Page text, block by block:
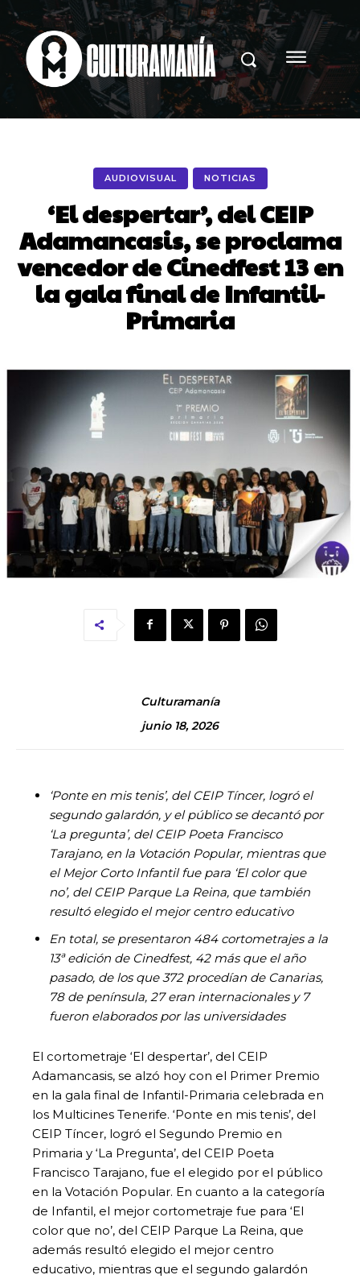
AUDIOVISUAL NOTICIAS
‘El despertar’, del CEIP
Adamancasis, se proclama
vencedor de Cinedfest 13 en
la gala final de Infantil-
Primaria
Culturamanía
junio 18, 2026
‘Ponte en mis tenis’, del CEIP Tíncer, logró el
segundo galardón, y el público se decantó por
‘La pregunta’, del CEIP Poeta Francisco
Tarajano, en la Votación Popular, mientras que
el Mejor Corto Infantil fue para ‘El color que
no’, del CEIP Parque La Reina, que también
resultó elegido el mejor centro educativo
En total, se presentaron 484 cortometrajes a la
13ª edición de Cinedfest, 42 más que el año
pasado, de los que 372 procedían de Canarias,
78 de península, 27 eran internacionales y 7
fueron elaborados por las universidades
El cortometraje ‘El despertar’, del CEIP
Adamancasis, se alzó hoy con el Primer Premio
en la gala final de Infantil-Primaria celebrada en
los Multicines Tenerife. ‘Ponte en mis tenis’, del
CEIP Tíncer, logró el Segundo Premio en
Primaria y ‘La Pregunta’, del CEIP Poeta
Francisco Tarajano, fue el elegido por el público
en la Votación Popular. En cuanto a la categoría
de Infantil, el mejor cortometraje fue para ‘El
color que no’, del CEIP Parque La Reina, que
además resultó elegido el mejor centro
educativo, mientras que el segundo galardón